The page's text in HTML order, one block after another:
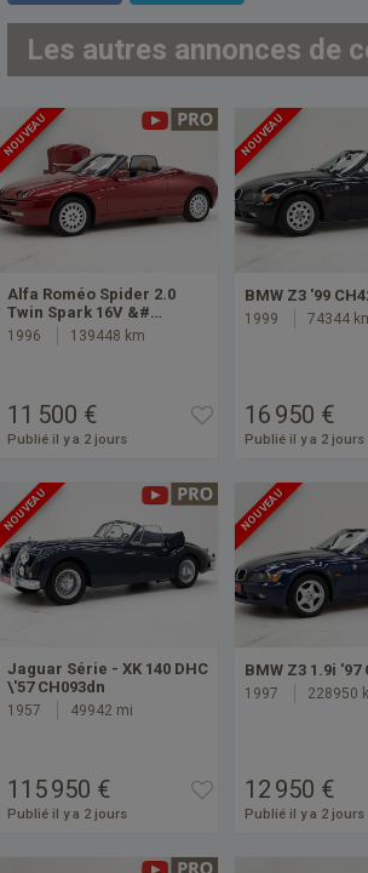
Les autres annonces de
NOUVEAU
Alfa Roméo Spider 2.0
Twin Spark 16V &#…
1996 139448 km
11 500 €
Publié il y a 2 jours
NOUVEAU
BMW Z3 '99
1999 74344
16 950 €
Publié il y a 2 jours
NOUVEAU
Jaguar Série - XK 140 DHC
\'57 CH093dn
1957 49942 mi
115 950 €
Publié il y a 2 jours
NOUVEAU
BMW Z3 1.9i '97
1997 228950
12 950 €
Publié il y a 2 jours